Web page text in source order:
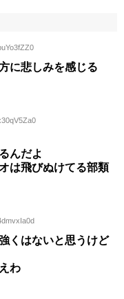
に悲しみを感じる
んだよ
は飛びぬけてる部類
くはないと思うけど
わ